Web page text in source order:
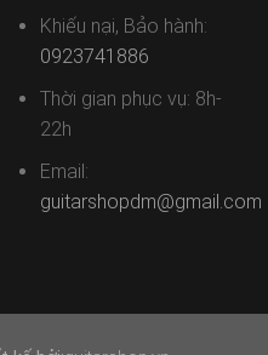
Khiếu nại, Bảo hành:
0923741886
Thời gian phục vụ: 8h-
22h
Email:
guitarshopdm@gmail.com